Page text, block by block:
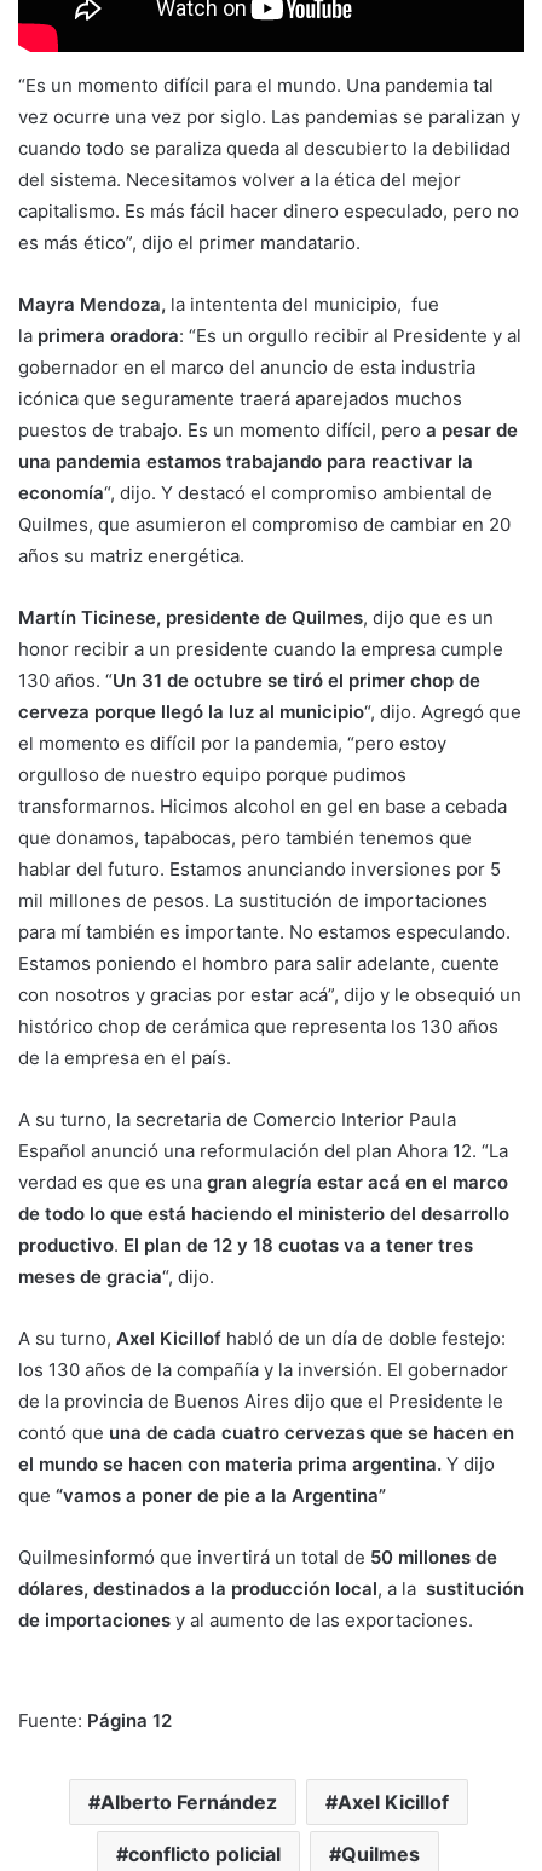
“Es un momento difícil para el mundo. Una pandemia tal
vez ocurre una vez por siglo. Las pandemias se paralizan y
cuando todo se paraliza queda al descubierto la debilidad
del sistema. Necesitamos volver a la ética del mejor
capitalismo. Es más fácil hacer dinero especulado, pero no
es más ético”, dijo el primer mandatario.
Mayra Mendoza, la intententa del municipio, fue
la primera oradora: “Es un orgullo recibir al Presidente y al
gobernador en el marco del anuncio de esta industria
icónica que seguramente traerá aparejados muchos
puestos de trabajo. Es un momento difícil, pero a pesar de
una pandemia estamos trabajando para reactivar la
economía“, dijo. Y destacó el compromiso ambiental de
Quilmes, que asumieron el compromiso de cambiar en 20
años su matriz energética.
Martín Ticinese, presidente de Quilmes, dijo que es un
honor recibir a un presidente cuando la empresa cumple
130 años. “Un 31 de octubre se tiró el primer chop de
cerveza porque llegó la luz al municipio“, dijo. Agregó que
el momento es difícil por la pandemia, “pero estoy
orgulloso de nuestro equipo porque pudimos
transformarnos. Hicimos alcohol en gel en base a cebada
que donamos, tapabocas, pero también tenemos que
hablar del futuro. Estamos anunciando inversiones por 5
mil millones de pesos. La sustitución de importaciones
para mí también es importante. No estamos especulando.
Estamos poniendo el hombro para salir adelante, cuente
con nosotros y gracias por estar acá”, dijo y le obsequió un
histórico chop de cerámica que representa los 130 años
de la empresa en el país.
A su turno, la secretaria de Comercio Interior Paula
Español anunció una reformulación del plan Ahora 12. “La
verdad es que es una gran alegría estar acá en el marco
de todo lo que está haciendo el ministerio del desarrollo
productivo. El plan de 12 y 18 cuotas va a tener tres
meses de gracia“, dijo.
A su turno, Axel Kicillof habló de un día de doble festejo:
los 130 años de la compañía y la inversión. El gobernador
de la provincia de Buenos Aires dijo que el Presidente le
contó que una de cada cuatro cervezas que se hacen en
el mundo se hacen con materia prima argentina. Y dijo
que “vamos a poner de pie a la Argentina”
Quilmesinformó que invertirá un total de 50 millones de
dólares, destinados a la producción local, a la sustitución
de importaciones y al aumento de las exportaciones.
Fuente: Página 12
Alberto Fernández Axel Kicillof
conflicto policial Quilmes